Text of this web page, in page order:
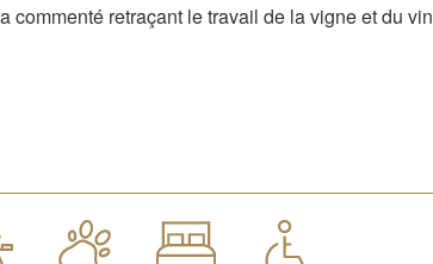
commenté retraçant le travail de la vigne et du vin